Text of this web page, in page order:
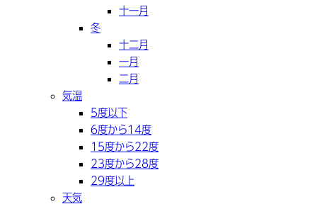
十一月
冬
十二月
一月
二月
気温
5度以下
6度から14度
15度から22度
23度から28度
29度以上
天気